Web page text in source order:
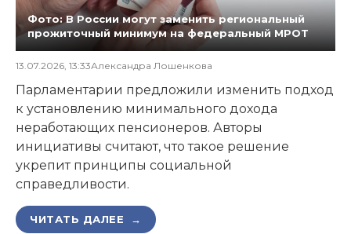
Фото: В России могут заменить региональный
прожиточный минимум на федеральный МРОТ
13.07.2026, 13:33Александра Лошенкова
Парламентарии предложили изменить подход
к установлению минимального дохода
неработающих пенсионеров. Авторы
инициативы считают, что такое решение
укрепит принципы социальной
справедливости.
ЧИТАТЬ ДАЛЕЕ →